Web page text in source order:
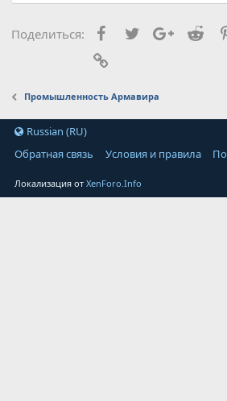
Поделиться: Facebook
TwitterGoogle+
Промышленность Армавира
Russian (RU)
Обратная связь
Условия и правила
Локализация отXenForo.Info